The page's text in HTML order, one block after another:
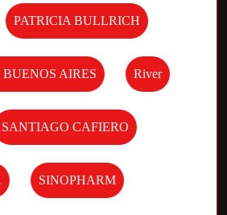
PATRICIA BULLRICH
AIRES River
SANTIAGO CAFIERO
SINOPHARM